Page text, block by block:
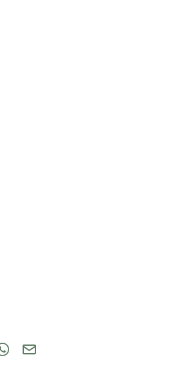
Facebook (nouvelle
sur X / Twitter (nouvelle
Partager sur WhatsApp
Partager par mail